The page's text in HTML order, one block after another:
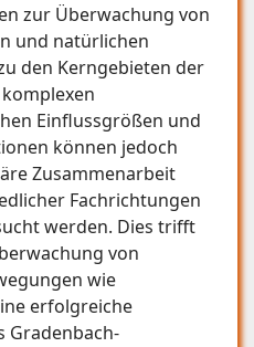
zur Überwachung von
und natürlichen
den Kerngebieten der
Einflussgrößen und
können jedoch
Zusammenarbeit
Fachrichtungen
werden. Dies trifft
von
wie
erfolgreiche
Gradenbach-